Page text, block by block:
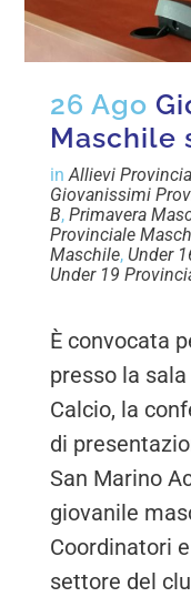
26 Ago
Maschile
inAllievi
Giovanissimi
B,Primavera
Provinciale
Maschile, Under
Under 19
È convocata
presso la
Calcio, la
di
San Marino
giovanile
Coordinatori
settore del